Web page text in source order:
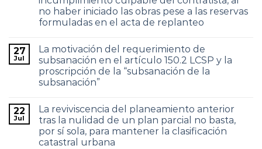
no haber iniciado las obras pese a las reservas
formuladas en el acta de replanteo
27
Jul
La motivación del requerimiento de
subsanación en el artículo 150.2 LCSP y la
proscripción de la “subsanación de la
subsanación”
22
Jul
La reviviscencia del planeamiento anterior
tras la nulidad de un plan parcial no basta,
por sí sola, para mantener la clasificación
catastral urbana